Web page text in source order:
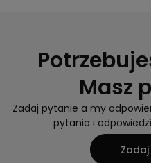
Masz
Zadaj pytanie a my
pytania i